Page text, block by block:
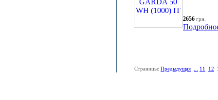
2656 грн.
Страницы: Предыдущая 11 12